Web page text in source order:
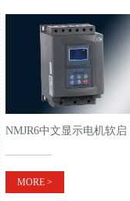
NMJR6中文显示电机软启
动器
MORE >